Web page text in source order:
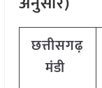
छत्तीसगढ़
मंडी